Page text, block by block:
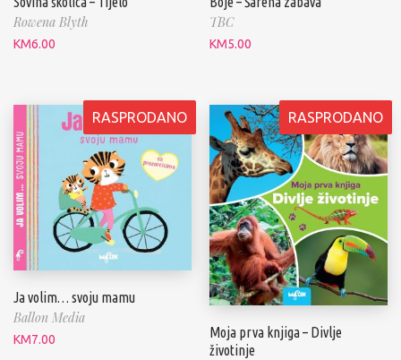
Rowena Blyth
KM6.00
TBC
KM5.00
RASPRODANO
Ja volim… svoju mamu
Ballon Media
KM7.00
RASPRODANO
Moja prva knjiga – Divlje
životinje